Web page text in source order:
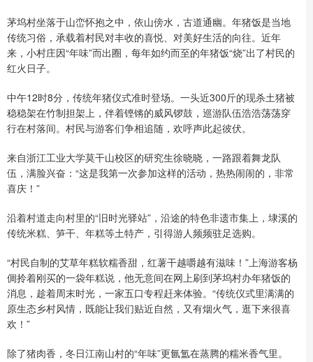
茅坞村坐落于山峦怀抱之中，依山傍水，古道通幽。年猪饭是当地
传统习俗，承载着村民对丰收的喜悦、对美好生活的向往。近年
来，小村庄因“年味”而出圈，每年如约而至的年猪饭“烧”出了村民的
红火日子。
中午12时8分，传统年猪仪式准时登场。一头近300斤的现杀土猪被
稳稳架在竹制担架上，伴着铿锵的威风锣鼓，巡游队伍浩浩荡荡穿
行在村落间。村民与游客们争相追随，欢呼声此起彼伏。
来自浙江工业大学莫干山校区的研究生徐晓晓，一路跟着舞龙队
伍，满脸兴奋：“这是我第一次参加这样的活动，热热闹闹的，非常
喜庆！”
沿着村道走向村里的“旧时光驿站”，沿途的特色非遗市集上，埭溪的
传统米糕、笋干、年糕等土特产，引得游人频频驻足选购。
“村民自制的艾草年糕软糯香甜，红薯干越嚼越有滋味！”上海游客杨
倜拎着刚买的一袋年糕说，他无意间在网上刷到茅坞村办年猪饭的
消息，趁着周末时光，一家五口专程赶来体验。“传统仪式里满满的
原生态乡村风情，既能让我们贴近自然，又有烟火气，逛下来很喜
欢！”
除了猪肉香，冬日江南山村的“年味”更氤氲在蒸腾的糯米香气里。